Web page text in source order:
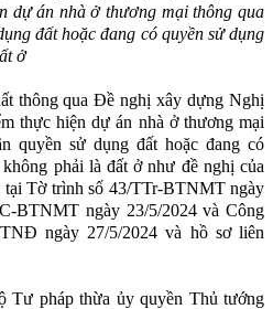
dự án nhà ở thương mại thông qua
đất hoặc đang có quyền sử dụng
ở
thông qua Đề nghị xây dựng Nghị
thực hiện dự án nhà ở thương mại
quyền sử dụng đất hoặc đang có
phải là đất ở như đề nghị của
Tờ trình số 43/TTr-BTNMT ngày
BTNMT ngày 23/5/2024 và Công
ngày 27/5/2024 và hồ sơ liên
Tư pháp thừa ủy quyền Thủ tướng